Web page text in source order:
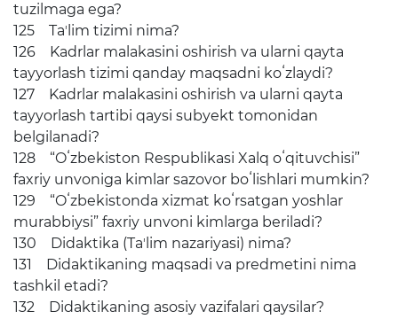
tuzilmaga ega?
125 Taʼlim tizimi nima?
126 Kadrlar malakasini oshirish va ularni qayta
tayyorlash tizimi qanday maqsadni koʻzlaydi?
127 Kadrlar malakasini oshirish va ularni qayta
tayyorlash tartibi qaysi subyekt tomonidan
belgilanadi?
128 “Oʻzbekiston Respublikasi Xalq oʻqituvchisi”
faxriy unvoniga kimlar sazovor boʻlishlari mumkin?
129 “Oʻzbekistonda xizmat koʻrsatgan yoshlar
murabbiysi” faxriy unvoni kimlarga beriladi?
130 Didaktika (Taʼlim nazariyasi) nima?
131 Didaktikaning maqsadi va predmetini nima
tashkil etadi?
132 Didaktikaning asosiy vazifalari qaysilar?